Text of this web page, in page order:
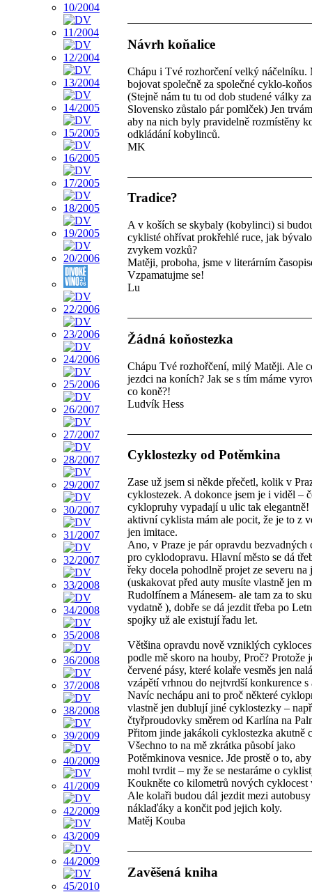
Návrh koňalice
Chápu i Tvé rozhorčení velký náčelníku.
bojovat společně za společné cyklo-
(Stejně nám tu tu od dob studené války
Slovensko zůstalo pár pomlček) Jen
aby na nich byly pravidelně rozmístěny
odkládání kobylinců.
MK
Tradice?
A v koších se skybaly (kobylinci) si
cyklisté ohřívat prokřehlé ruce, jak
zvykem vozků?
Matěji, proboha, jsme v literárním
Vzpamatujme se!
Lu
Žádná koňostezka
Chápu Tvé rozhořčení, milý Matěji. Ale
jezdci na koních? Jak se s tím máme
co koně?!
Ludvík Hess
Cyklostezky od Potěmkina
Zase už jsem si někde přečetl, kolik v
cyklostezek. A dokonce jsem je i viděl –
cyklopruhy vypadají u ulic tak elegantně!
aktivní cyklista mám ale pocit, že je to z
jen imitace.
Ano, v Praze je pár opravdu bezvadných
pro cyklodopravu. Hlavní město se dá
řeky docela pohodlně projet ze severu na
(uskakovat před auty musíte vlastně jen
Rudolfínem a Mánesem- ale tam za to
vydatně ), dobře se dá jezdit třeba po
spojky už ale existují řadu let.
Většina opravdu nově vzniklých
podle mě skoro na houby, Proč? Protože
červené pásy, které kolaře vesměs jen
vzápětí vrhnou do nejtvrdší konkurence s
Navíc nechápu ani to proč některé
vlastně jen dublují jiné cyklostezky –
čtyřproudovky směrem od Karlína na
Přitom jinde jakákoli cyklostezka akutně
Všechno to na mě zkrátka působí jako
Potěmkinova vesnice. Jde prostě o to,
mohl tvrdit – my že se nestaráme o
Koukněte co kilometrů nových
Ale kolaři budou dál jezdit mezi autobusy
náklaďáky a končit pod jejich koly.
Matěj Kouba
Zavěšená kniha